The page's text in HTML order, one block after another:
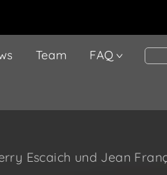
Team FAQ
Escaich und Jean